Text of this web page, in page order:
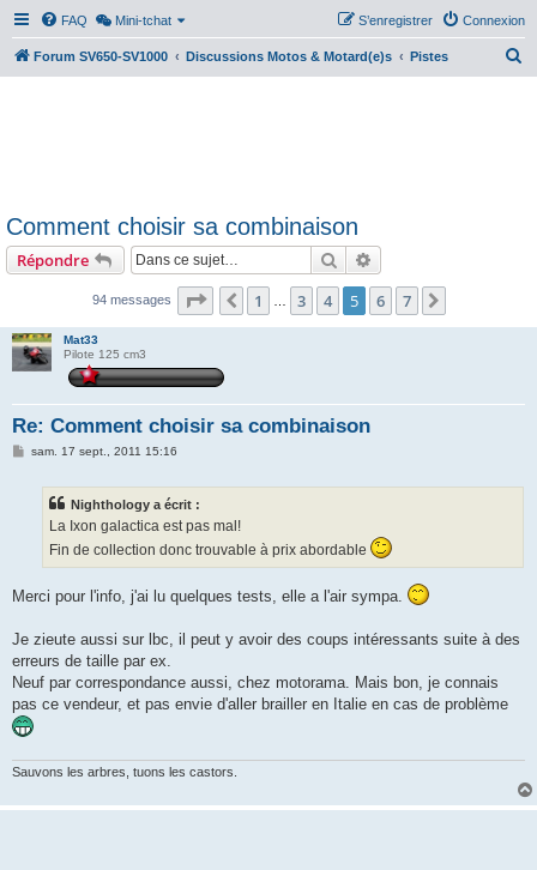
FAQ Mini-tchat Connexion
S’enregistrer
Forum SV650-SV1000 Discussions Motos & Motard(e)s Pistes
Comment choisir sa combinaison
Répondre Rechercher
94 messages Page sur
Précédente
1 3 4 5 6 7
Mat33
Pilote 125 cm3
Re: Comment choisir sa combinaison
Msam. 17 sept., 2011 15:16
Nighthology a écrit :
La Ixon galactica est pas mal!
Fin de collection donc trouvable à prix abordable
Merci pour l'info, j'ai lu quelques tests, elle a l'air sympa.
Je zieute aussi sur lbc, il peut y avoir des coups intéressants suite à des
erreurs de taille par ex.
Neuf par correspondance aussi, chez motorama. Mais bon, je connais
pas ce vendeur, et pas envie d'aller brailler en Italie en cas de problème
Sauvons les arbres, tuons les castors.